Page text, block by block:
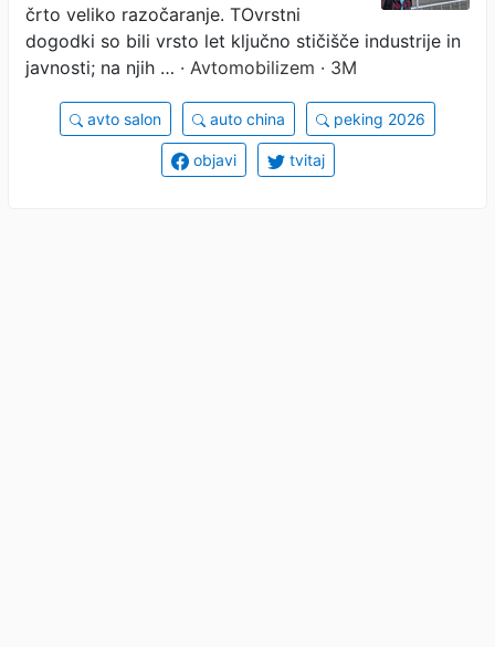
črto veliko razočaranje. TOvrstni
dogodki so bili vrsto let ključno stičišče industrije in
javnosti; na njih … · Avtomobilizem · 3M
avto salon auto china peking 2026
objavi tvitaj